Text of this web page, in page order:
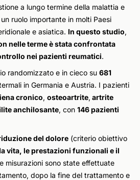
a lungo termine della malattia e
ruolo importante in molti Paesi
e asiatica. In questo studio,
nelle terme è stata confrontata
nei pazienti reumatici.
randomizzato e in cieco su 681
in Germania e Austria. I pazienti
cronico, osteoartrite, artrite
anchilosante, con 146 pazienti
del dolore (criterio obiettivo
vita, le prestazioni funzionali e il
misurazioni sono state effettuate
dopo la fine del trattamento e